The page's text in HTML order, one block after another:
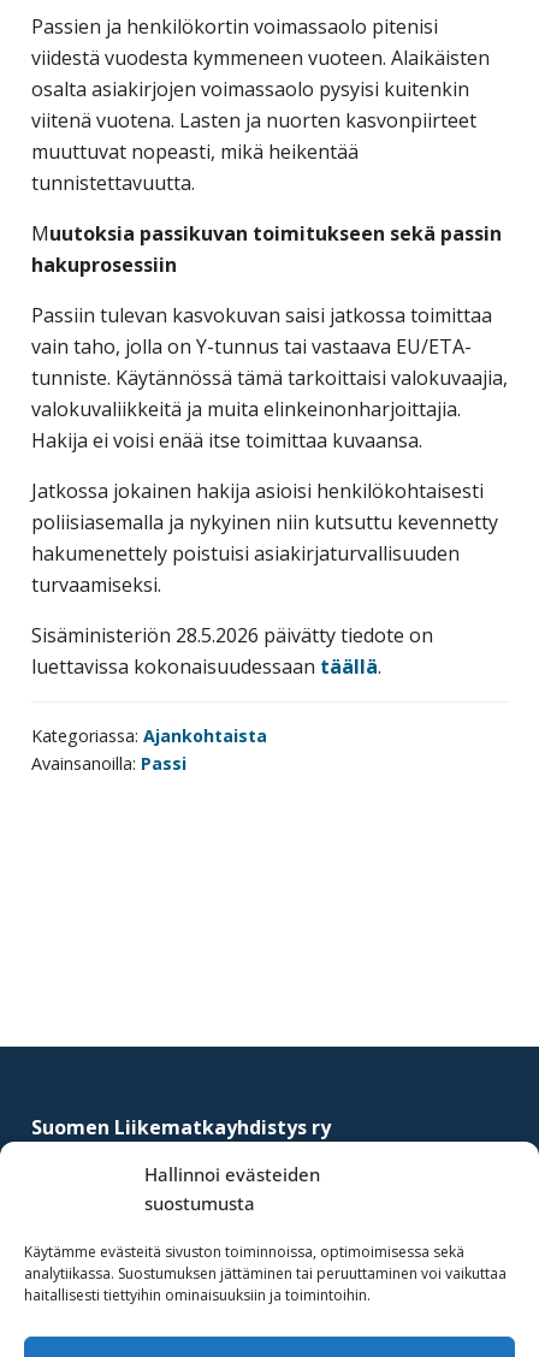
Hallinnoi evästeiden
suostumusta
Käytämme evästeitä sivuston toiminnoissa, optimoimisessa sekä
analytiikassa. Suostumuksen jättäminen tai peruuttaminen voi vaikuttaa
haitallisesti tiettyihin ominaisuuksiin ja toimintoihin.
kustannus­
tehokasta
matka-
ja
kokoushallintoa.
Passien ja henkilökortin voimassaolo pitenisi
viidestä vuodesta kymmeneen vuoteen. Alaikäisten
osalta asiakirjojen voimassaolo pysyisi kuitenkin
viitenä vuotena. Lasten ja nuorten kasvonpiirteet
muuttuvat nopeasti, mikä heikentää
tunnistettavuutta.
Muutoksia passikuvan toimitukseen sekä passin
hakuprosessiin
Passiin tulevan kasvokuvan saisi jatkossa toimittaa
vain taho, jolla on Y-tunnus tai vastaava EU/ETA-
tunniste. Käytännössä tämä tarkoittaisi valokuvaajia,
valokuvaliikkeitä ja muita elinkeinonharjoittajia.
Hakija ei voisi enää itse toimittaa kuvaansa.
Jatkossa jokainen hakija asioisi henkilökohtaisesti
poliisiasemalla ja nykyinen niin kutsuttu kevennetty
hakumenettely poistuisi asiakirjaturvallisuuden
turvaamiseksi.
Sisäministeriön 28.5.2026 päivätty tiedote on
luettavissa kokonaisuudessaan täällä.
Kategoriassa: Ajankohtaista
Avainsanoilla: Passi
Suomen Liikematkayhdistys ry
Simonkatu 12 B 30
(09) 441 244